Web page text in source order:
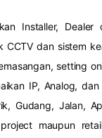
Installer, Dealer
CCTV dan sistem
setting
IP, Analog, dan
Gudang, Jalan,
maupun